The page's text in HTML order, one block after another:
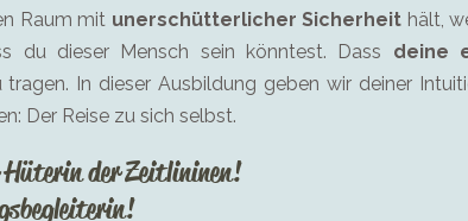
Raum mit unerschütterlicher Sicherheit hält,
du dieser Mensch sein könntest. Dass deine
In dieser Ausbildung geben wir deiner
Der Reise zu sich selbst.
der Zeitlininen!